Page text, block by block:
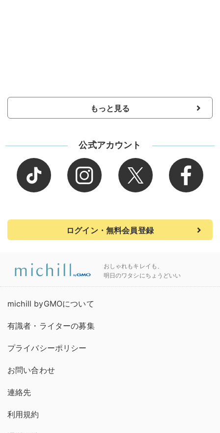
もっと見る
公式アカウント
ログイン・無料会員登録
おしゃれもキレイも、
明日のワタシにちょうどいい
michill byGMOについて
有識者・ライターの募集
プライバシーポリシー
お問い合わせ
連絡先
利用規約